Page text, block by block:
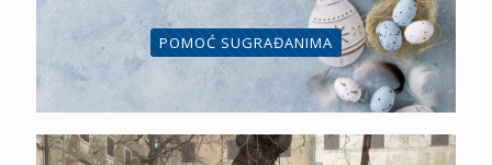
POMOĆ SUGRAĐANIMA